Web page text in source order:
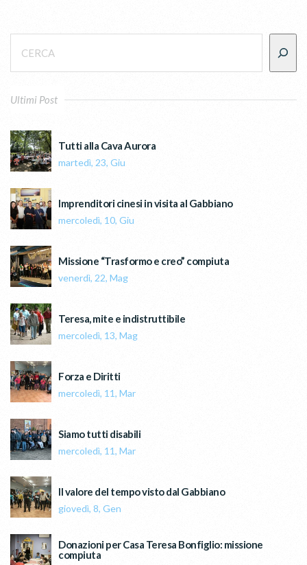
Ultimi Post
Tutti alla Cava Aurora
martedì, 23, Giu
Imprenditori cinesi in visita al Gabbiano
mercoledì, 10, Giu
Missione “Trasformo e creo” compiuta
venerdì, 22, Mag
Teresa, mite e indistruttibile
mercoledì, 13, Mag
Forza e Diritti
mercoledì, 11, Mar
Siamo tutti disabili
mercoledì, 11, Mar
Il valore del tempo visto dal Gabbiano
giovedì, 8, Gen
Donazioni per Casa Teresa Bonfiglio: missione
compiuta